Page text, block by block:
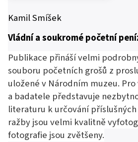
Kamil Smíšek
Vládní a soukromé početní
Publikace přináší velmi
souboru početních grošů z
uložené v Národním muzeu.
a badatele představuje
literaturu k určování příslušných
ražby jsou velmi kvalitně
fotografie jsou zvětšeny.